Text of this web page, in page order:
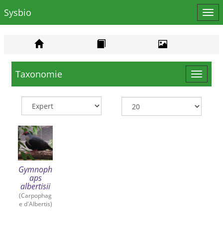
le
Sysbio
Toggle
Taxonomie
Gymnoph
aps
albertisii
(Carpophag
e d'Albertis)